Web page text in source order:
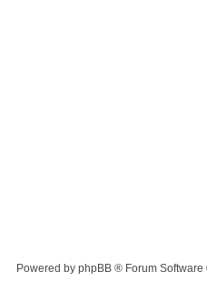
Powered by phpBB ® Forum